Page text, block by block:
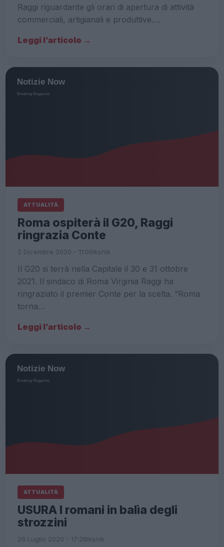
Raggi riguardante gli orari di apertura di attività
commerciali, artigianali e produttive.…
Leggi l’articolo →
ATTUALITÀ
Roma ospiterà il G20, Raggi
ringrazia Conte
2 Dicembre 2020 - 11:06Iksnik
Il G20 si terrà nella Capitale il 30 e 31 ottobre
2021. Il sindaco di Roma Virginia Raggi ha
ringraziato il premier Conte per la scelta. “Roma
torna…
Leggi l’articolo →
ATTUALITÀ
USURA I romani in balìa degli
strozzini
26 Luglio 2020 - 17:28Iksnik